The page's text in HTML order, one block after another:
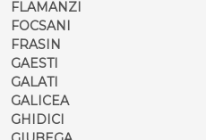
FLAMANZI
FOCSANI
FRASIN
GAESTI
GALATI
GALICEA
GHIDICI